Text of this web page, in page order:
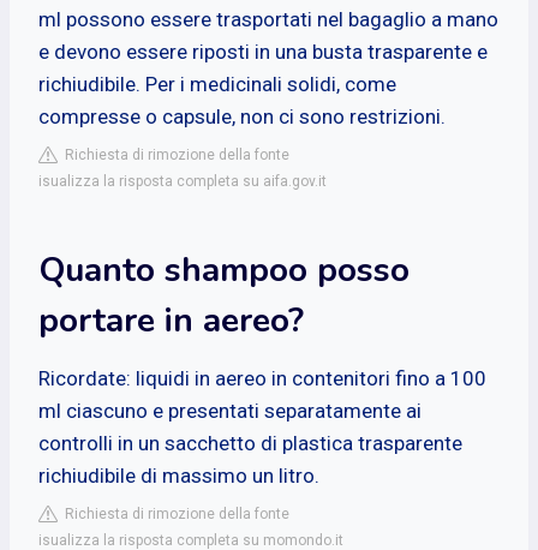
ml possono essere trasportati nel bagaglio a mano
e devono essere riposti in una busta trasparente e
richiudibile. Per i medicinali solidi, come
compresse o capsule, non ci sono restrizioni.
Richiesta di rimozione della fonte
isualizza la risposta completa su aifa.gov.it
Quanto shampoo posso
portare in aereo?
Ricordate: liquidi in aereo in contenitori fino a 100
ml ciascuno e presentati separatamente ai
controlli in un sacchetto di plastica trasparente
richiudibile di massimo un litro.
Richiesta di rimozione della fonte
isualizza la risposta completa su momondo.it